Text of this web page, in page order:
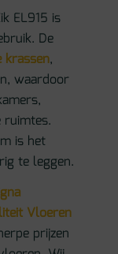
EL915 is
De
krassen,
waardoor
ruimtes.
is het
te leggen.
Vloeren
prijzen